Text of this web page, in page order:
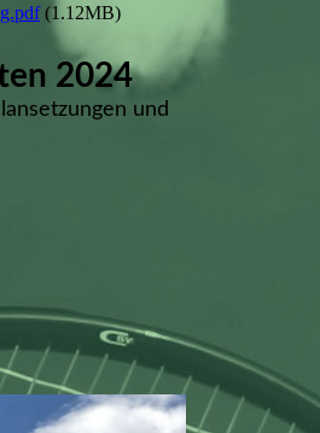
(1.12MB)
2024
und